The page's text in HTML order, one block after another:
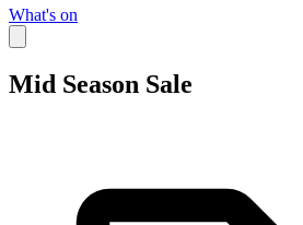
What's on
Mid Season Sale